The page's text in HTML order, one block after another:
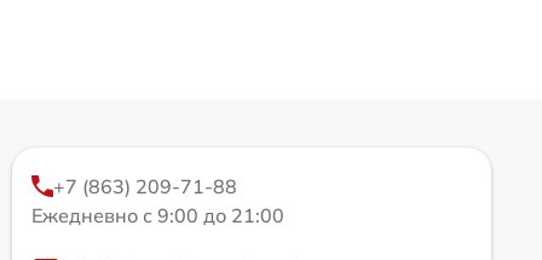
+7 (863) 209-71-88
Ежедневно с 9:00 до 21:00